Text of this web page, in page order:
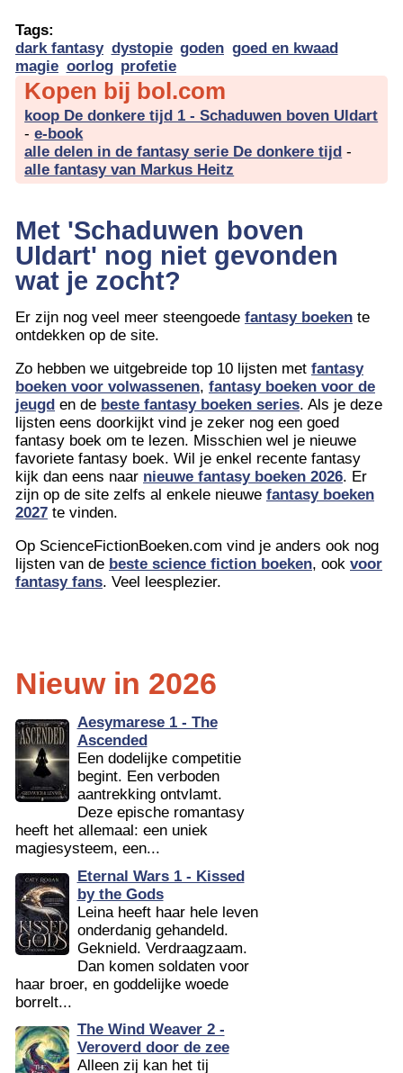
Tags:
dark fantasy dystopie goden goed en kwaad
magie oorlog profetie
Kopen bij bol.com
koop De donkere tijd 1 - Schaduwen boven Uldart
-e-book
alle delen in de fantasy serie De donkere tijd -
alle fantasy van Markus Heitz
Met 'Schaduwen boven
Uldart' nog niet gevonden
wat je zocht?
Er zijn nog veel meer steengoede fantasy boeken te
ontdekken op de site.
Zo hebben we uitgebreide top 10 lijsten met fantasy
boeken voor volwassenen, fantasy boeken voor de
jeugd en de beste fantasy boeken series. Als je deze
lijsten eens doorkijkt vind je zeker nog een goed
fantasy boek om te lezen. Misschien wel je nieuwe
favoriete fantasy boek. Wil je enkel recente fantasy
kijk dan eens naar nieuwe fantasy boeken 2026. Er
zijn op de site zelfs al enkele nieuwe fantasy boeken
2027 te vinden.
Op ScienceFictionBoeken.com vind je anders ook nog
lijsten van de beste science fiction boeken, ook voor
fantasy fans. Veel leesplezier.
Nieuw in 2026
Aesymarese 1 - The
Ascended
Een dodelijke competitie
begint. Een verboden
aantrekking ontvlamt.
Deze epische romantasy
heeft het allemaal: een uniek
magiesysteem, een...
Eternal Wars 1 - Kissed
by the Gods
Leina heeft haar hele leven
onderdanig gehandeld.
Geknield. Verdraagzaam.
Dan komen soldaten voor
haar broer, en goddelijke woede
borrelt...
The Wind Weaver 2 -
Veroverd door de zee
Alleen zij kan het tij